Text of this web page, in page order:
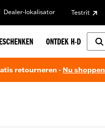
Dealer-lokalisator Testrit
ONTDEK H-D
retourneren - Nu shoppen